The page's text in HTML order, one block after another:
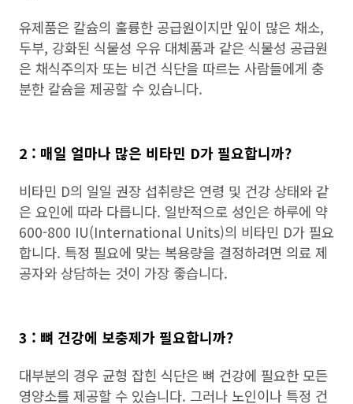
유제품은 칼슘의 훌륭한 공급원이지만 잎이 많은 채소,
두부, 강화된 식물성 우유 대체품과 같은 식물성 공급원
은 채식주의자 또는 비건 식단을 따르는 사람들에게 충
분한 칼슘을 제공할 수 있습니다.
2 : 매일 얼마나 많은 비타민 D가 필요합니까?
비타민 D의 일일 권장 섭취량은 연령 및 건강 상태와 같
은 요인에 따라 다릅니다. 일반적으로 성인은 하루에 약
600-800 IU(International Units)의 비타민 D가 필요
합니다. 특정 필요에 맞는 복용량을 결정하려면 의료 제
공자와 상담하는 것이 가장 좋습니다.
3 : 뼈 건강에 보충제가 필요합니까?
대부분의 경우 균형 잡힌 식단은 뼈 건강에 필요한 모든
영양소를 제공할 수 있습니다. 그러나 노인이나 특정 건